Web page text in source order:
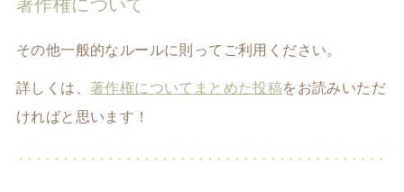
著作権について
その他一般的なルールに則ってご利用ください。
詳しくは、 著作権についてまとめた投稿をお読みいただ
ければと思います！